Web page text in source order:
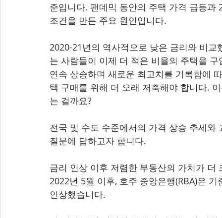
준입니다. 팬데믹 동안의 주택 가격 급등
조건을 만든 주요 원인입니다.
2020-21년의 역사적으로 낮은 금리와 비
는 사람들이 이제 더 적은 비율의 주택을
연속 상승하며 새로운 최고치를 기록함에
택 구매를 위해 더 오래 저축해야 합니다.
는 걸까요?
전국 및 수도 수준에서의 가격 상승 추세
질문에 답하고자 합니다.
금리 인상 이후 저렴한 부동산의 가치가 더
2022년 5월 이후, 호주 중앙은행(RBA)은
인상했습니다.